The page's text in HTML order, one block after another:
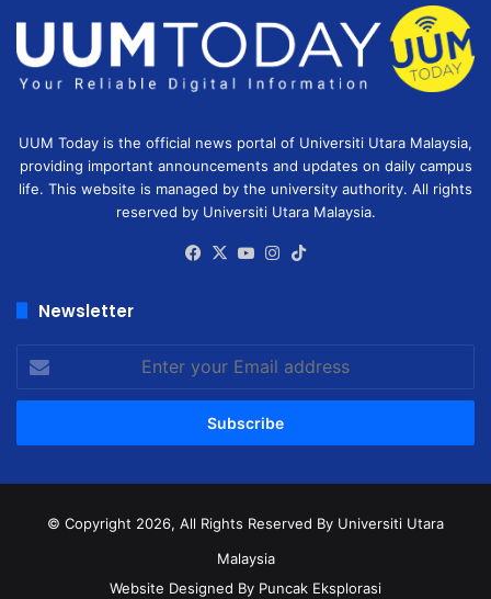
UUM Today is the official news portal of Universiti Utara Malaysia,
providing important announcements and updates on daily campus
life. This website is managed by the university authority. All rights
reserved by Universiti Utara Malaysia.
Facebook
X YouTubeInstagram
Newsletter
your
Email
© Copyright 2026, All Rights Reserved By Universiti Utara
Malaysia
Website Designed By Puncak Eksplorasi